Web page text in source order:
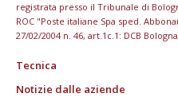
registrata presso il Tribunale di
ROC "Poste italiane Spa sped.
27/02/2004 n. 46, art.1c.1: DCB
Tecnica
Notizie dalle aziende